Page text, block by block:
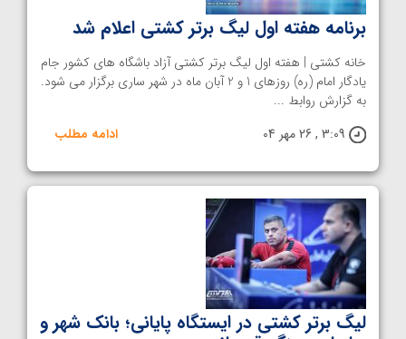
برنامه هفته اول لیگ برتر کشتی اعلام شد
خانه کشتی | هفته اول لیگ برتر کشتی آزاد باشگاه های کشور جام
یادگار امام (ره) روزهای 1 و 2 آبان ماه در شهر ساری برگزار می شود.
به گزارش روابط ...
3:09 , 26 مهر 04
ادامه مطلب
لیگ برتر کشتی در ایستگاه پایانی؛ بانک شهر و